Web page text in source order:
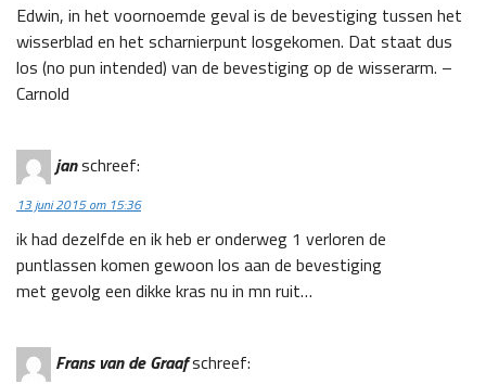
Edwin, in het voornoemde geval is de bevestiging tussen het
wisserblad en het scharnierpunt losgekomen. Dat staat dus
los (no pun intended) van de bevestiging op de wisserarm. –
Carnold
janschreef:
13 juni 2015 om 15:36
ik had dezelfde en ik heb er onderweg 1 verloren de
puntlassen komen gewoon los aan de bevestiging
met gevolg een dikke kras nu in mn ruit…
Frans van de Graafschreef: